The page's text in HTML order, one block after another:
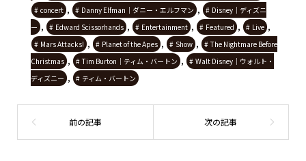
concert , Danny Elfman｜ダニー・エルフマン ,
Disney｜ディズニ
ー , Edward Scissorhands , Entertainment , Featured , Live ,
Mars Attacks! , Planet of the Apes , Show ,
The Nightmare Before
Christmas , Tim Burton｜ティム・バートン ,
Walt Disney｜ウォルト・
ディズニー , ティム・バートン